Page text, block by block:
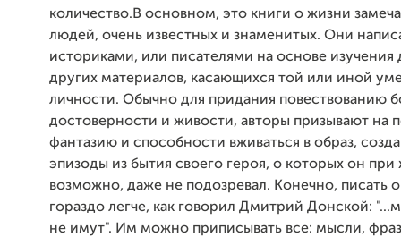
количество.В основном, это книги о жизни
людей, очень известных и знаменитых. Они
историками, или писателями на основе изучения
других материалов, касающихся той или иной
личности. Обычно для придания повествованию
достоверности и живости, авторы призывают на
фантазию и способности вживаться в образ,
эпизоды из бытия своего героя, о которых он при
возможно, даже не подозревал. Конечно, писать
гораздо легче, как говорил Дмитрий Донской:
не имут". Им можно приписывать все: мысли,